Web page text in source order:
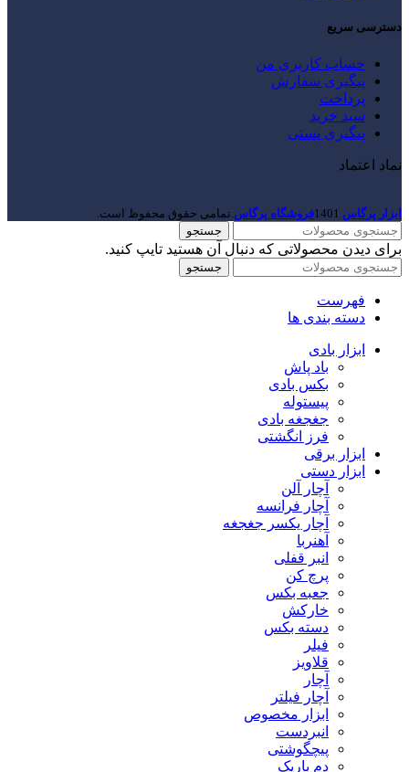
دسترسی سریع
حساب کاربری من
پیگیری سفارش
پرداخت
سبد خرید
پیگیری پستی
نماد اعتماد
ابزار پرگاس 1401فروشگاه پرگاس.تمامی حقوق محفوظ است.
جستجو
برای دیدن محصولاتی که دنبال آن هستید تایپ کنید.
جستجو
فهرست
دسته بندی ها
ابزار بادی
باد پاش
بکس بادی
پیستوله
جغجغه بادی
فرز انگشتی
ابزار برقی
ابزار دستی
آچار آلن
آچار فرانسه
آچار یکسر جغجغه
آهنربا
انبر قفلی
پرچ کن
جعبه بکس
خارکش
دسته بکس
فیلر
قلاویز
آچار
آچار فیلتر
ابزار مخصوص
انبردست
پیچگوشتی
دم باریک